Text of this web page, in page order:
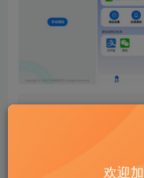
谁懂啊！这款收款监
助手历经近百个版本
UI简洁又便捷，操作
欢迎